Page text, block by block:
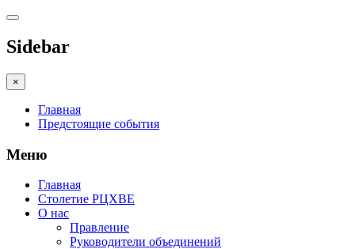
Sidebar
×
Главная
Предстоящие события
Меню
Главная
Столетие РЦХВЕ
О нас
Правление
Руководители объединений